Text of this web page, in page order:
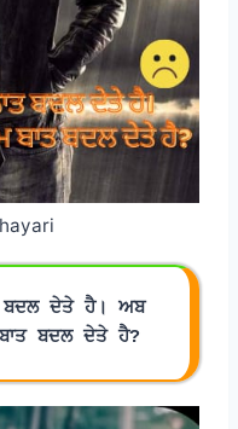
ਬਦਲ ਦੇਤੇ ਹੈ। ਅਬ
ਬਦਲ ਦੇਤੇ ਹੈ?